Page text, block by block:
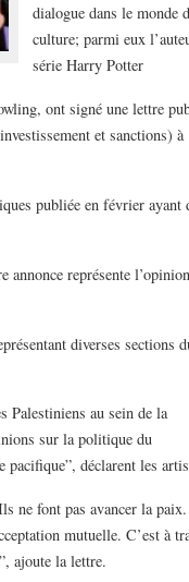
dialogue dans le monde
culture; parmi eux
série Harry Potter
ont signé une lettre
et sanctions) à
publiée en février ayant
annonce représente
diverses sections
Palestiniens au sein de la
sur la politique du
pacifique”, déclarent les
ne font pas avancer la
mutuelle. C’est à
ajoute la lettre.